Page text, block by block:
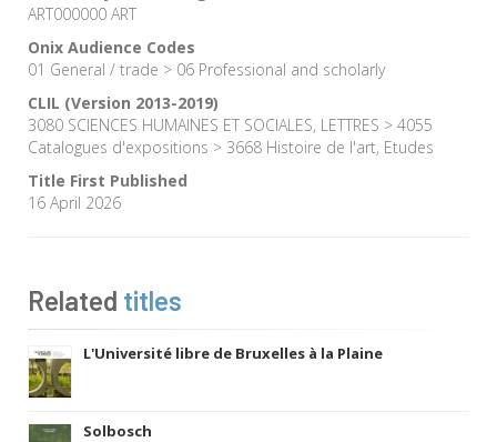
ART000000 ART
Onix Audience Codes
01 General / trade > 06 Professional and scholarly
CLIL (Version 2013-2019)
3080 SCIENCES HUMAINES ET SOCIALES, LETTRES > 4055
Catalogues d'expositions > 3668 Histoire de l'art, Etudes
Title First Published
16 April 2026
Related titles
L'Université libre de Bruxelles à la Plaine
Solbosch